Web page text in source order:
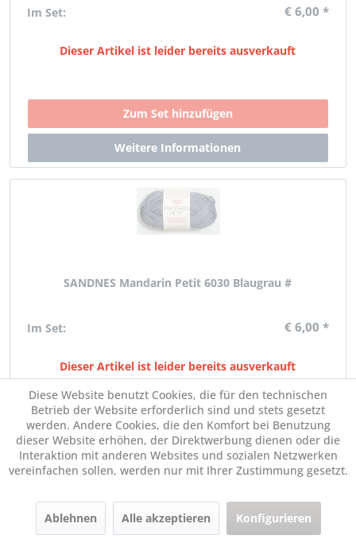
Im Set: € 6,00 *
Dieser Artikel ist leider bereits ausverkauft
SANDNES Mandarin Petit 6030 Blaugrau #
Im Set: € 6,00 *
Dieser Artikel ist leider bereits ausverkauft
Diese Website benutzt Cookies, die für den technischen
Betrieb der Website erforderlich sind und stets gesetzt
werden. Andere Cookies, die den Komfort bei Benutzung
dieser Website erhöhen, der Direktwerbung dienen oder die
Interaktion mit anderen Websites und sozialen Netzwerken
vereinfachen sollen, werden nur mit Ihrer Zustimmung gesetzt.
Ablehnen Alle akzeptieren Konfigurieren